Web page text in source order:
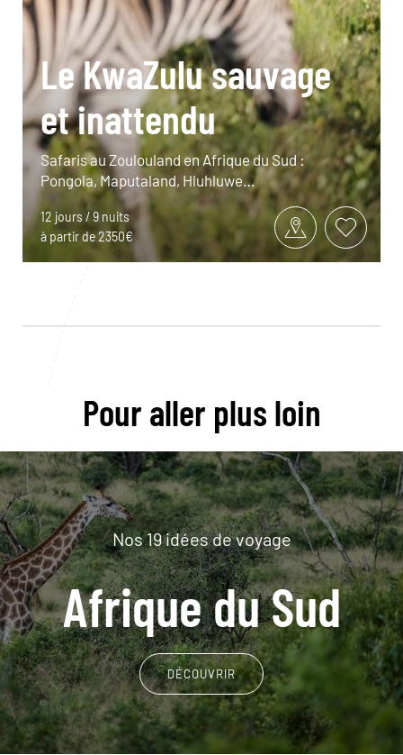
Le KwaZulu sauvage
et inattendu
Safaris au Zoulouland en Afrique du Sud :
Pongola, Maputaland, Hluhluwe…
12 jours / 9 nuits
à partir de 2350€
Pour aller plus loin
Nos 19 idées de voyage
Afrique du Sud
DÉCOUVRIR